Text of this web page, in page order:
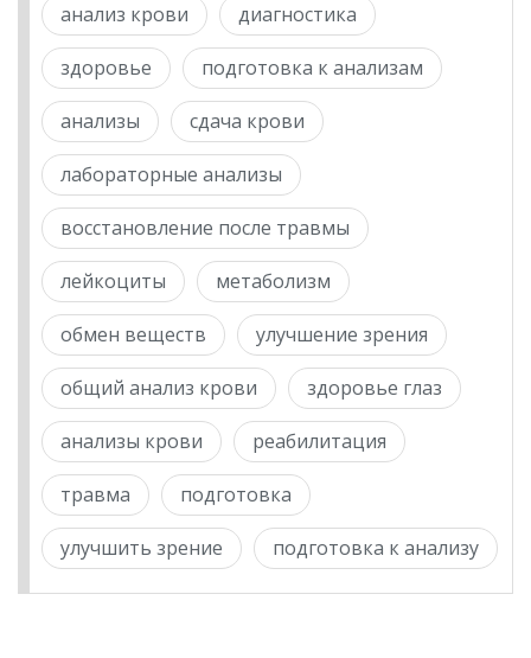
анализ крови диагностика
здоровье подготовка к анализам
анализы сдача крови
лабораторные анализы
восстановление после травмы
лейкоциты метаболизм
обмен веществ улучшение зрения
общий анализ крови здоровье глаз
анализы крови реабилитация
травма подготовка
улучшить зрение подготовка к анализу